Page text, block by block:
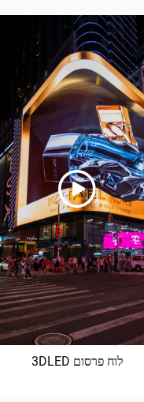
לוח פרסום 3DLED